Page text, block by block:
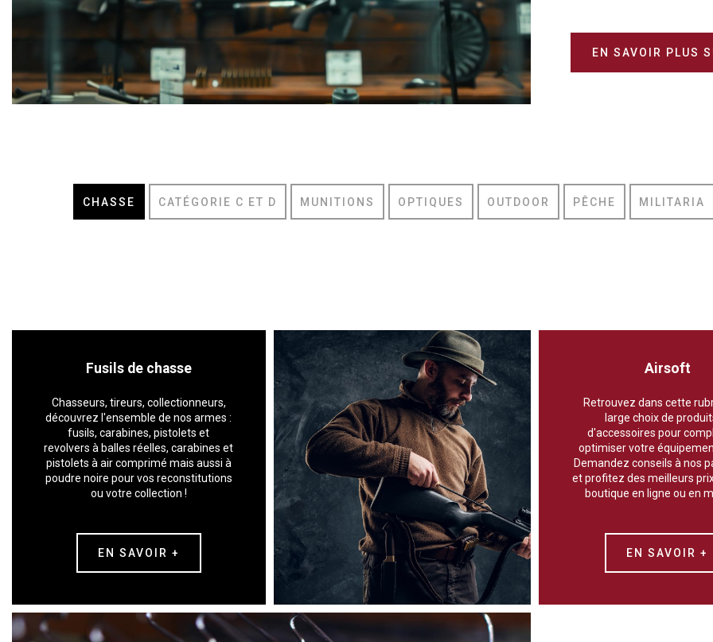
EN SAVOIR PLUS
CHASSE CATÉGORIE C ET D MUNITIONS OPTIQUES OUTDOOR PÊCHE MILITARIA
Fusils de chasse
Chasseurs, tireurs, collectionneurs,
découvrez l'ensemble de nos armes :
fusils, carabines, pistolets et
revolvers à balles réelles, carabines et
pistolets à air comprimé mais aussi à
poudre noire pour vos reconstitutions
ou votre collection !
EN SAVOIR +
Airsoft
Retrouvez dans cette
large choix de
d'accessoires pour
optimiser votre
Demandez conseils à nos
et profitez des meilleurs
boutique en ligne ou en
EN SAVOIR +